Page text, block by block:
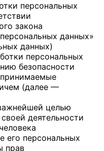
персональных
закона
данных»
данных)
персональных
безопасности
(далее —
целью
деятельности
его персональных
прав